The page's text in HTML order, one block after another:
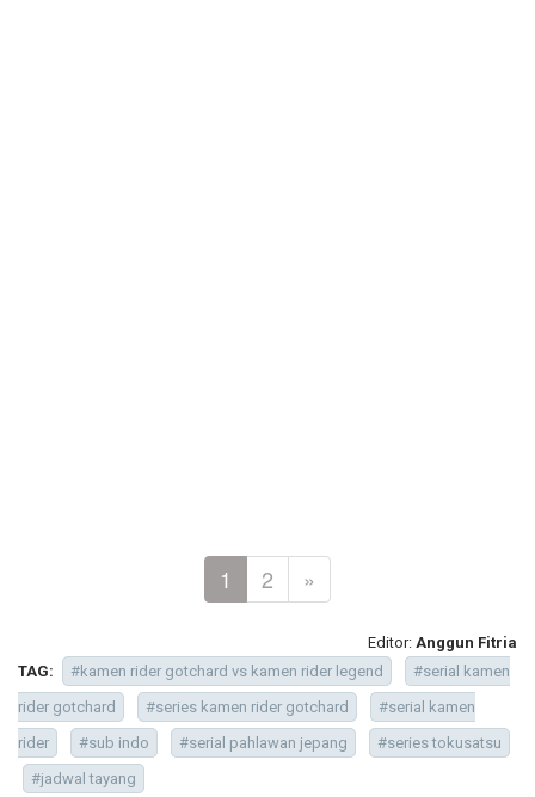
1 2 »
Editor: Anggun Fitria
TAG:
#kamen rider gotchard vs kamen rider legend
#serial kamen
rider gotchard
#series kamen rider gotchard
#serial kamen
rider
#sub indo #serial pahlawan jepang
#series tokusatsu
#jadwal tayang